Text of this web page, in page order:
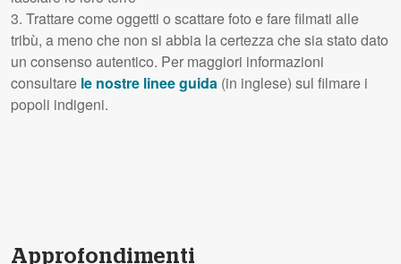
3. Trattare come oggetti o scattare foto e fare filmati alle
tribù, a meno che non si abbia la certezza che sia stato dato
un consenso autentico. Per maggiori informazioni
consultare le nostre linee guida (in inglese) sul filmare i
popoli indigeni.
Approfondimenti